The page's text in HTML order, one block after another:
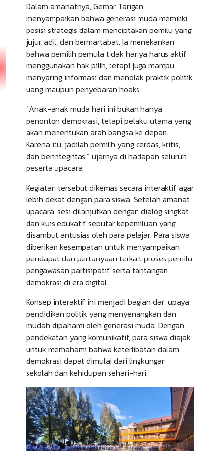
Dalam amanatnya, Gemar Tarigan
menyampaikan bahwa generasi muda memiliki
posisi strategis dalam menciptakan pemilu yang
jujur, adil, dan bermartabat. Ia menekankan
bahwa pemilih pemula tidak hanya harus aktif
menggunakan hak pilih, tetapi juga mampu
menyaring informasi dan menolak praktik politik
uang maupun penyebaran hoaks.
“Anak-anak muda hari ini bukan hanya
penonton demokrasi, tetapi pelaku utama yang
akan menentukan arah bangsa ke depan.
Karena itu, jadilah pemilih yang cerdas, kritis,
dan berintegritas,” ujarnya di hadapan seluruh
peserta upacara.
Kegiatan tersebut dikemas secara interaktif agar
lebih dekat dengan para siswa. Setelah amanat
upacara, sesi dilanjutkan dengan dialog singkat
dan kuis edukatif seputar kepemiluan yang
disambut antusias oleh para pelajar. Para siswa
diberikan kesempatan untuk menyampaikan
pendapat dan pertanyaan terkait proses pemilu,
pengawasan partisipatif, serta tantangan
demokrasi di era digital.
Konsep interaktif ini menjadi bagian dari upaya
pendidikan politik yang menyenangkan dan
mudah dipahami oleh generasi muda. Dengan
pendekatan yang komunikatif, para siswa diajak
untuk memahami bahwa keterlibatan dalam
demokrasi dapat dimulai dari lingkungan
sekolah dan kehidupan sehari-hari.